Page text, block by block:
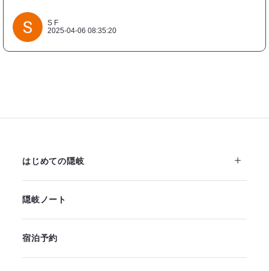
せて頂きました。
何も無い…と書きましたが、徒歩数分の所に滝がありすぐ近くまで行
けました。
S F
2025-04-06 08:35:20
はじめての隠岐
隠岐ノート
宿泊予約